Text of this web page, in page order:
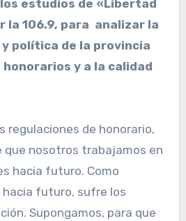
estudios de «Libertad
la 106.9, para analizar la
política de la provincia
y a la calidad
regulaciones de honorario,
que nosotros trabajamos en
hacia futuro. Como
futuro, sufre los
Supongamos, para que